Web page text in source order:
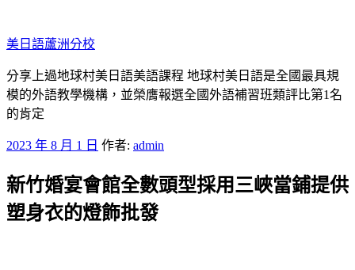
至
主
要
內
容
美日語蘆洲分校
分享上過地球村美日語美語課程 地球村美日語是全國最具規
模的外語教學機構，並榮膺報選全國外語補習班類評比第1名
的肯定
發
於
2023 年 8 月 1 日 作者: admin
新竹婚宴會館全數頭型採用三峽當鋪提供
塑身衣的燈飾批發